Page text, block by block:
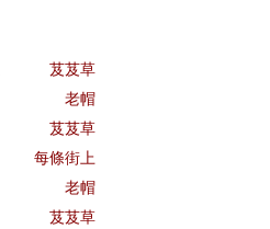
芨芨草
老帽
芨芨草
每條街上
老帽
芨芨草